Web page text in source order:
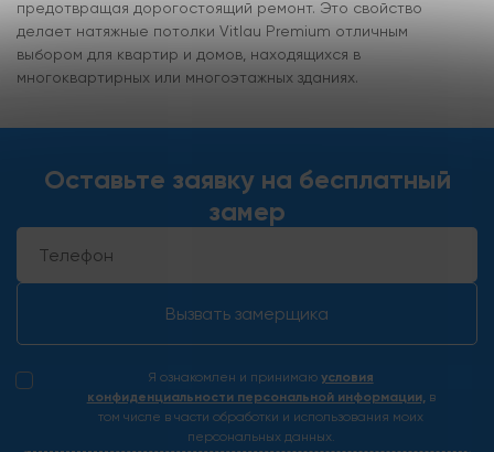
предотвращая дорогостоящий ремонт. Это свойство
делает натяжные потолки Vitlau Premium отличным
выбором для квартир и домов, находящихся в
многоквартирных или многоэтажных зданиях.
Оставьте заявку на бесплатный
замер
Вызвать замерщика
Я ознакомлен и принимаю условия
конфиденциальности персональной информации,в
том числе в части обработки и использования моих
персональных данных.